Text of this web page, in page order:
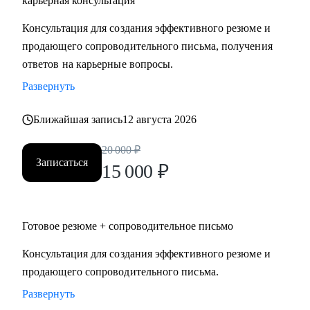
сферах:
• Продаж и работы с клиентами (B2B, B2C, B2G, E-
commerce)
• Финансов
• Образования/Ed-tech
• Маркетинга
• Закупок/Логистики.
Консультация для создания эффективного резюме и
продающего сопроводительного письма, получения
ответов на карьерные вопросы.
Развернуть
Ближайшая запись12 августа 2026
Записаться
20 000 ₽
15 000 ₽
Готовое резюме + сопроводительное письмо
Консультация для создания эффективного резюме и
продающего сопроводительного письма.
Развернуть